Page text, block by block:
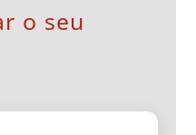
o seu